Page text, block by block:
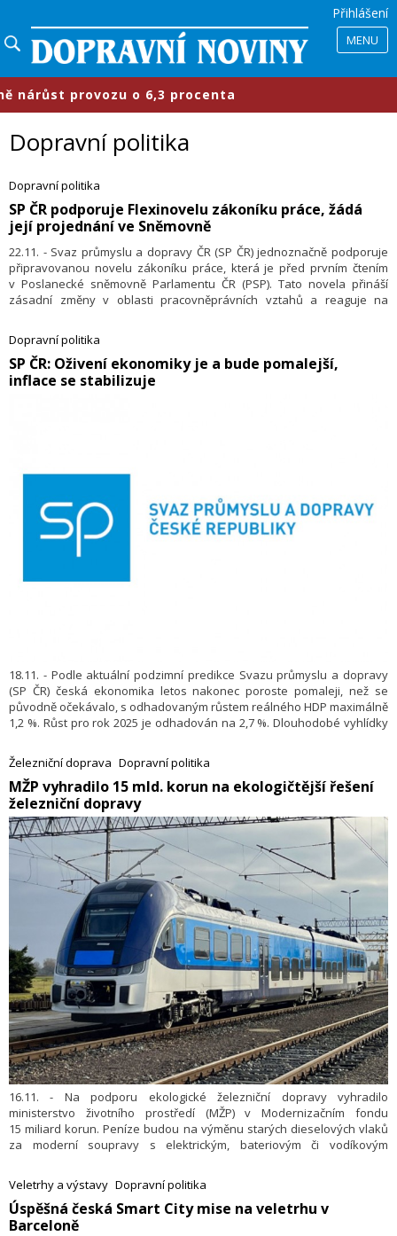
Přihlášení
MENU
procenta
Dopravní politika
Dopravní politika
SP ČR podporuje Flexinovelu zákoníku práce, žádá
její projednání ve Sněmovně
22.11. - Svaz průmyslu a dopravy ČR (SP ČR) jednoznačně podporuje
připravovanou novelu zákoníku práce, která je před prvním čtením
v Poslanecké sněmovně Parlamentu ČR (PSP). Tato novela přináší
zásadní změny v oblasti pracovněprávních vztahů a reaguje na
zaměstnavatelů a zaměstnanců.
Dopravní politika
SP ČR: Oživení ekonomiky je a bude pomalejší,
inflace se stabilizuje
18.11. - Podle aktuální podzimní predikce Svazu průmyslu a dopravy
(SP ČR) česká ekonomika letos nakonec poroste pomaleji, než se
původně očekávalo, s odhadovaným růstem reálného HDP maximálně
1,2 %. Růst pro rok 2025 je odhadován na 2,7 %. Dlouhodobé vyhlídky
přetrvávající nejistoty v průmyslové produkci. Naopak inflace se
stabilizuje, pro rok 2024 se očekává ve výši 2,5 %, pro příští pak 2,2 %.
Železniční doprava Dopravní politika
MŽP vyhradilo 15 mld. korun na ekologičtější řešení
železniční dopravy
16.11. - Na podporu ekologické železniční dopravy vyhradilo
ministerstvo životního prostředí (MŽP) v Modernizačním fondu
15 miliard korun. Peníze budou na výměnu starých dieselových vlaků
za moderní soupravy s elektrickým, bateriovým či vodíkovým
kvalitu ovzduší. MŽP to uvedlo v tiskové zprávě.
Veletrhy a výstavy Dopravní politika
Úspěšná česká Smart City mise na veletrhu v
Barceloně